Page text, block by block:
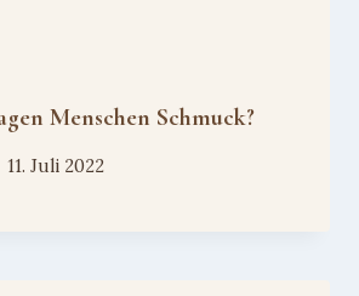
Menschen Schmuck?
11. Juli 2022